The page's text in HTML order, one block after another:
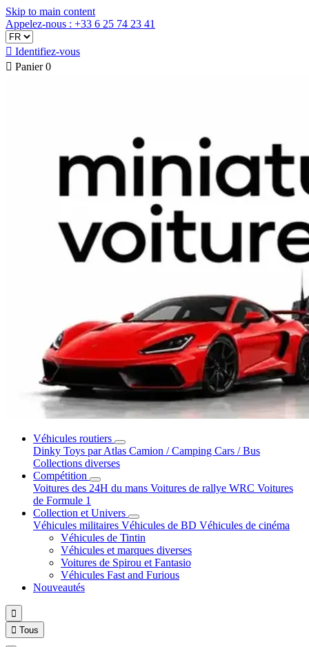
Skip to main content
Appelez-nous : +33 6 25 74 23 41
 Identifiez-vous
 Panier 0
Véhicules routiers
Dinky Toys par Atlas Camion / Camping Cars / Bus
Collections diverses
Compétition
Voitures des 24H du mans Voitures de rallye WRC Voitures
de Formule 1
Collection et Univers
Véhicules militaires Véhicules de BD Véhicules de cinéma
Véhicules de Tintin
Véhicules et marques diverses
Voitures de Spirou et Fantasio
Véhicules Fast and Furious
Nouveautés

 Tous